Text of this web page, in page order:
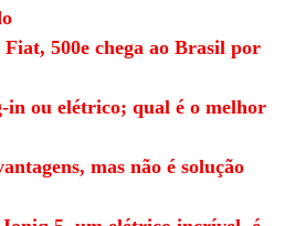
500e chega ao Brasil por
in ou elétrico; qual é o melhor
mas não é solução